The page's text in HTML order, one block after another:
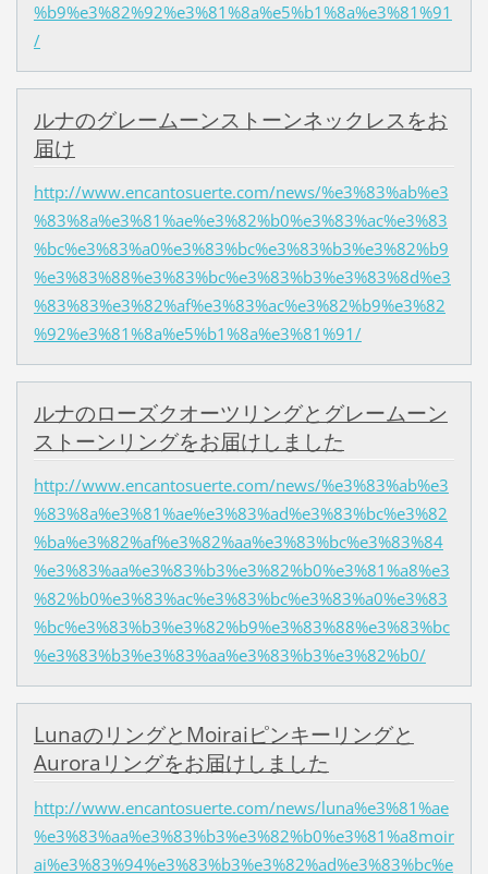
%b9%e3%82%92%e3%81%8a%e5%b1%8a%e3%81%91
/
ルナのグレームーンストーンネックレスをお
届け
http://www.encantosuerte.com/news/%e3%83%ab%e3
%83%8a%e3%81%ae%e3%82%b0%e3%83%ac%e3%83
%bc%e3%83%a0%e3%83%bc%e3%83%b3%e3%82%b9
%e3%83%88%e3%83%bc%e3%83%b3%e3%83%8d%e3
%83%83%e3%82%af%e3%83%ac%e3%82%b9%e3%82
%92%e3%81%8a%e5%b1%8a%e3%81%91/
ルナのローズクオーツリングとグレームーン
ストーンリングをお届けしました
http://www.encantosuerte.com/news/%e3%83%ab%e3
%83%8a%e3%81%ae%e3%83%ad%e3%83%bc%e3%82
%ba%e3%82%af%e3%82%aa%e3%83%bc%e3%83%84
%e3%83%aa%e3%83%b3%e3%82%b0%e3%81%a8%e3
%82%b0%e3%83%ac%e3%83%bc%e3%83%a0%e3%83
%bc%e3%83%b3%e3%82%b9%e3%83%88%e3%83%bc
%e3%83%b3%e3%83%aa%e3%83%b3%e3%82%b0/
LunaのリングとMoiraiピンキーリングと
Auroraリングをお届けしました
http://www.encantosuerte.com/news/luna%e3%81%ae
%e3%83%aa%e3%83%b3%e3%82%b0%e3%81%a8moir
ai%e3%83%94%e3%83%b3%e3%82%ad%e3%83%bc%e